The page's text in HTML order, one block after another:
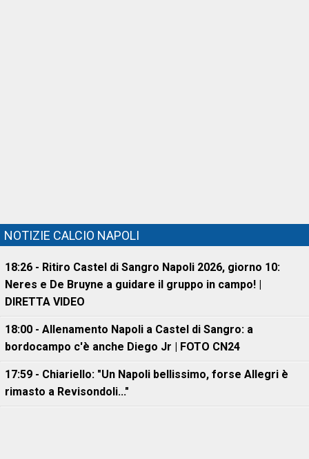
NOTIZIE CALCIO NAPOLI
18:26 - Ritiro Castel di Sangro Napoli 2026, giorno 10:
Neres e De Bruyne a guidare il gruppo in campo! |
DIRETTA VIDEO
18:00 - Allenamento Napoli a Castel di Sangro: a
bordocampo c'è anche Diego Jr | FOTO CN24
17:59 - Chiariello: "Un Napoli bellissimo, forse Allegri è
rimasto a Revisondoli..."